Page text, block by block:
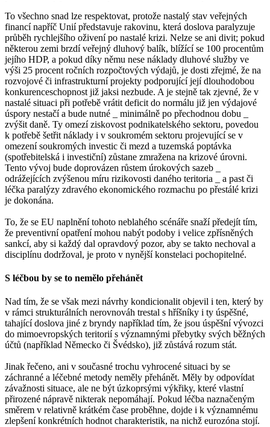
To všechno snad lze respektovat, protože nastalý stav veřejných
financí napříč Unií představuje rakovinu, která doslova paralyzuje
průběh rychlejšího oživení po nastalé krizi. Nelze se ani divit; pokud
některou zemi brzdí veřejný dluhový balík, blížící se 100 procentům
jejího HDP, a pokud díky němu nese náklady dluhové služby ve
výši 25 procent ročních rozpočtových výdajů, je dosti zřejmé, že na
rozvojové či infrastrukturní projekty podporující její dlouhodobou
konkurenceschopnost již jaksi nezbude. A je stejně tak zjevné, že v
nastalé situaci při potřebě vrátit deficit do normálu již jen výdajové
úspory nestačí a bude nutné _ minimálně po přechodnou dobu _
zvýšit daně. Ty omezí ziskovost podnikatelského sektoru, povedou
k potřebě šetřit náklady i v soukromém sektoru projevující se v
omezení soukromých investic či mezd a tuzemská poptávka
(spotřebitelská i investiční) zůstane zmražena na krizové úrovni.
Tento vývoj bude doprovázen růstem úrokových sazeb _
odrážejících zvýšenou míru rizikovosti daného teritoria _ a past či
léčka paralýzy zdravého ekonomického rozmachu po přestálé krizi
je dokonána.
To, že se EU naplnění tohoto neblahého scénáře snaží předejít tím,
že preventivní opatření mohou nabýt podoby i velice zpřísněných
sankcí, aby si každý dal opravdový pozor, aby se takto nechoval a
disciplínu dodržoval, je proto v nynější konstelaci pochopitelné.
S léčbou by se to nemělo přehánět
Nad tím, že se však mezi návrhy kondicionalit objevil i ten, který by
v rámci strukturálních nerovnováh trestal s hříšníky i ty úspěšné,
tahající doslova jiné z bryndy například tím, že jsou úspěšní vývozci
do mimoevropských teritorií s významnými přebytky svých běžných
účtů (například Německo či Švédsko), již zůstává rozum stát.
Jinak řečeno, ani v současné trochu vyhrocené situaci by se
záchranné a léčebné metody neměly přehánět. Měly by odpovídat
závažnosti situace, ale ne být úzkoprsými výkřiky, které vlastní
přirozené nápravě nikterak nepomáhají. Pokud léčba naznačeným
směrem v relativně krátkém čase proběhne, dojde i k významnému
zlepšení konkrétních hodnot charakteristik, na nichž eurozóna stojí.